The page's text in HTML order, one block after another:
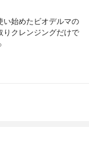
い始めたビオデルマの
りクレンジングだけで